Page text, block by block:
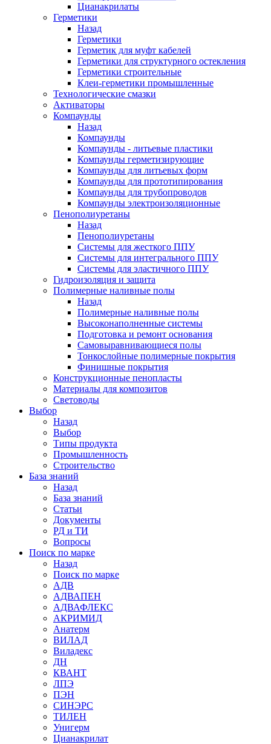
Цианакрилаты
Герметики
Назад
Герметики
Герметик для муфт кабелей
Герметики для структурного остекления
Герметики строительные
Клеи-герметики промышленные
Технологические смазки
Активаторы
Компаунды
Назад
Компаунды
Компаунды - литьевые пластики
Компаунды герметизирующие
Компаунды для литьевых форм
Компаунды для прототипирования
Компаунды для трубопроводов
Компаунды электроизоляционные
Пенополиуретаны
Назад
Пенополиуретаны
Системы для жесткого ППУ
Системы для интегрального ППУ
Системы для эластичного ППУ
Гидроизоляция и защита
Полимерные наливные полы
Назад
Полимерные наливные полы
Высоконаполненные системы
Подготовка и ремонт основания
Самовыравнивающиеся полы
Тонкослойные полимерные покрытия
Финишные покрытия
Конструкционные пенопласты
Материалы для композитов
Световоды
Выбор
Назад
Выбор
Типы продукта
Промышленность
Строительство
База знаний
Назад
База знаний
Статьи
Документы
РД и ТИ
Вопросы
Поиск по марке
Назад
Поиск по марке
АДВ
АДВАПЕН
АДВАФЛЕКС
АКРИМИД
Анатерм
ВИЛАД
Виладекс
ДН
КВАНТ
ЛПЭ
ПЭН
СИНЭРС
ТИЛЕН
Унигерм
Цианакрилат